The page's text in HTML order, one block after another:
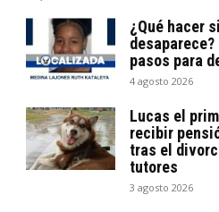
¿Qué hacer
pasos para
4 agosto 2026
Lucas el
recibir
tras el
tutores
3 agosto 2026